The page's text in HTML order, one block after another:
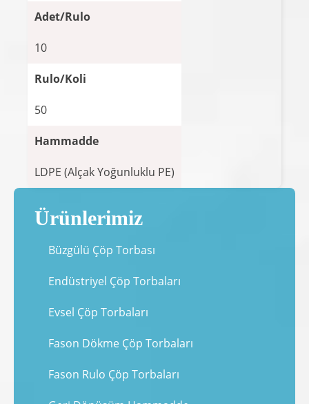
Adet/Rulo
10
Rulo/Koli
50
Hammadde
LDPE (Alçak Yoğunluklu PE)
Ürünlerimiz
Büzgülü Çöp Torbası
Endüstriyel Çöp Torbaları
Evsel Çöp Torbaları
Fason Dökme Çöp Torbaları
Fason Rulo Çöp Torbaları